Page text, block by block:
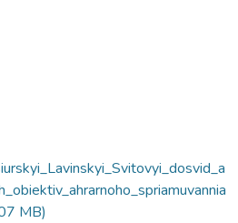
MB)